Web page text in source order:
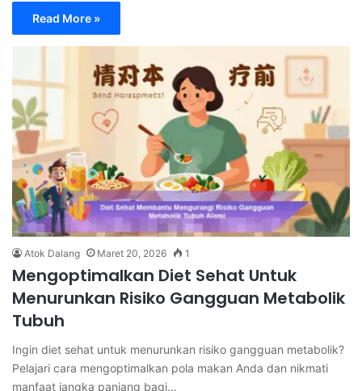
Read More »
Atok Dalang Maret 20, 2026 1
Mengoptimalkan Diet Sehat Untuk
Menurunkan Risiko Gangguan Metabolik
Tubuh
Ingin diet sehat untuk menurunkan risiko gangguan metabolik?
Pelajari cara mengoptimalkan pola makan Anda dan nikmati
manfaat jangka panjang bagi…